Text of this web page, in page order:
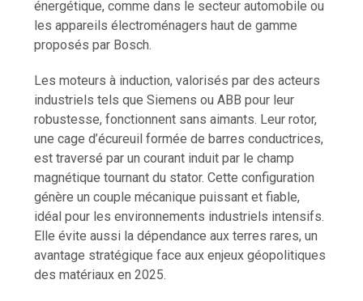
énergétique, comme dans le secteur automobile ou
les appareils électroménagers haut de gamme
proposés par Bosch.
Les moteurs à induction, valorisés par des acteurs
industriels tels que Siemens ou ABB pour leur
robustesse, fonctionnent sans aimants. Leur rotor,
une cage d’écureuil formée de barres conductrices,
est traversé par un courant induit par le champ
magnétique tournant du stator. Cette configuration
génère un couple mécanique puissant et fiable,
idéal pour les environnements industriels intensifs.
Elle évite aussi la dépendance aux terres rares, un
avantage stratégique face aux enjeux géopolitiques
des matériaux en 2025.